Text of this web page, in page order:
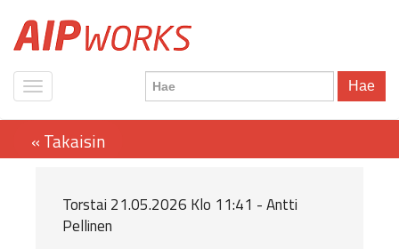
Hae
Torstai 21.05.2026 Klo 11:41 - Antti
Pellinen